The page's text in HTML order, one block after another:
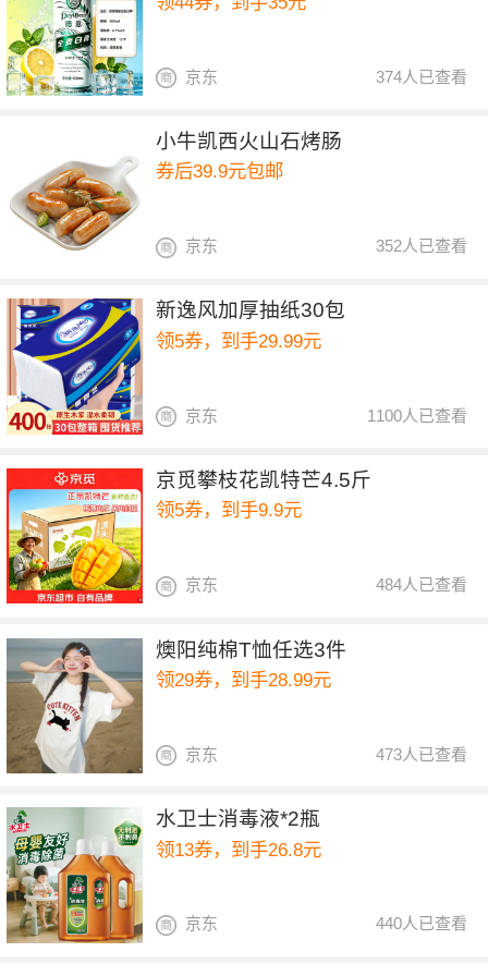
374人已查看
京东
小牛凯西火山石烤肠
券后39.9元包邮
352人已查看
京东
新逸风加厚抽纸30包
领5券，到手29.99元
1100人已查看
京东
京觅攀枝花凯特芒4.5斤
领5券，到手9.9元
484人已查看
京东
燠阳纯棉T恤任选3件
领29券，到手28.99元
473人已查看
京东
水卫士消毒液*2瓶
领13券，到手26.8元
440人已查看
京东